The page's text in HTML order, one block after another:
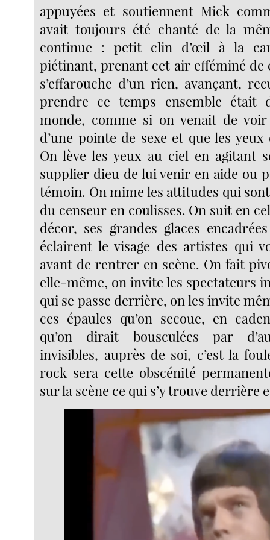
appuyées et soutiennent Mick
avait toujours été chanté de la
continue : petit clin d’œil à la
piétinant, prenant cet air efféminé de
s’effarouche d’un rien, avançant,
prendre ce temps ensemble était
monde, comme si on venait de
d’une pointe de sexe et que les
On lève les yeux au ciel en agitant
supplier dieu de lui venir en aide ou
témoin. On mime les attitudes qui
du censeur en coulisses. On suit en
décor, ses grandes glaces
éclairent le visage des artistes qui
avant de rentrer en scène. On fait
elle-même, on invite les spectateurs
qui se passe derrière, on les invite
ces épaules qu’on secoue, en
qu’on dirait bousculées par
invisibles, auprès de soi, c’est la
rock sera cette obscénité
sur la scène ce qui s’y trouve derrière